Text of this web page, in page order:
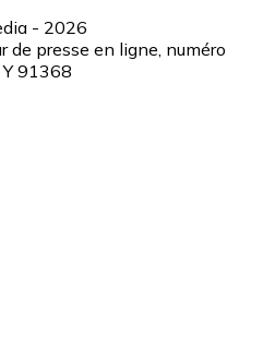
- 2026
de presse en ligne, numéro
91368